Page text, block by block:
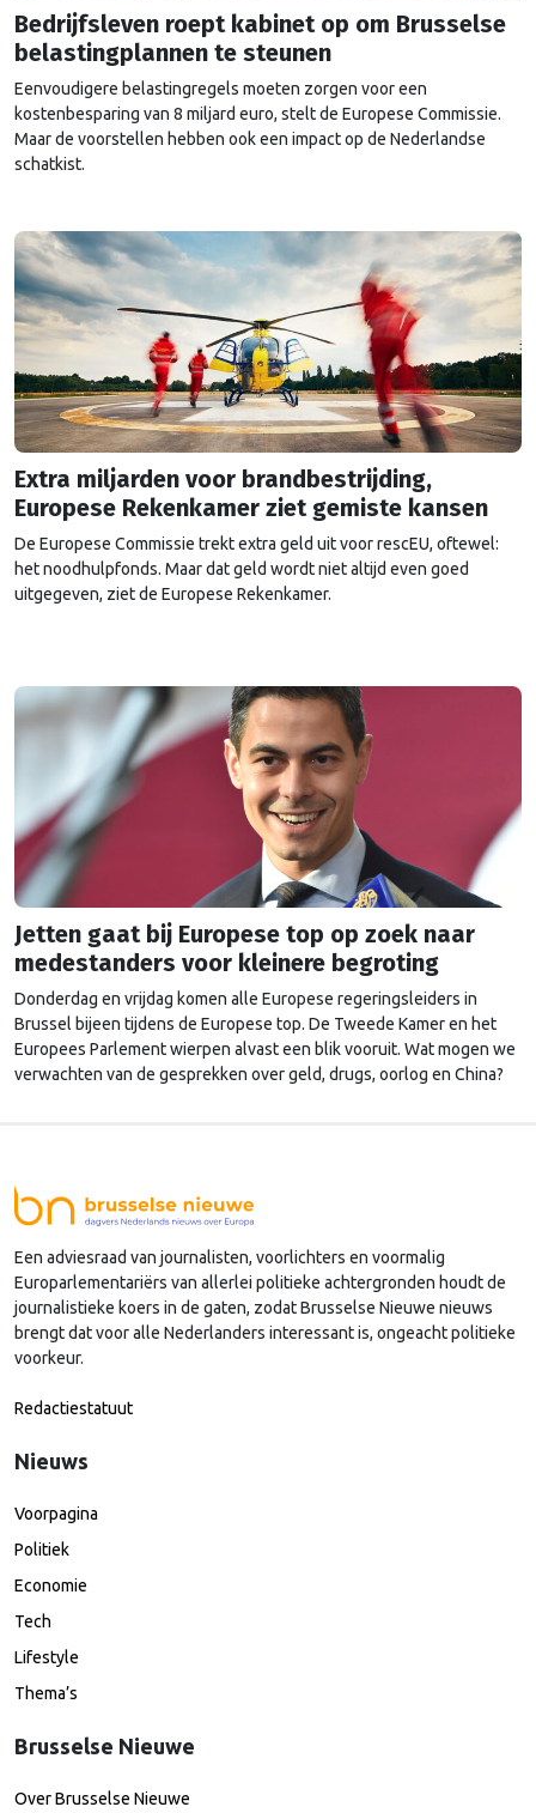
Bedrijfsleven roept kabinet op om Brusselse
belastingplannen te steunen
Eenvoudigere belastingregels moeten zorgen voor een
kostenbesparing van 8 miljard euro, stelt de Europese Commissie.
Maar de voorstellen hebben ook een impact op de Nederlandse
schatkist.
Extra miljarden voor brandbestrijding,
Europese Rekenkamer ziet gemiste kansen
De Europese Commissie trekt extra geld uit voor rescEU, oftewel:
het noodhulpfonds. Maar dat geld wordt niet altijd even goed
uitgegeven, ziet de Europese Rekenkamer.
Jetten gaat bij Europese top op zoek naar
medestanders voor kleinere begroting
Donderdag en vrijdag komen alle Europese regeringsleiders in
Brussel bijeen tijdens de Europese top. De Tweede Kamer en het
Europees Parlement wierpen alvast een blik vooruit. Wat mogen we
verwachten van de gesprekken over geld, drugs, oorlog en China?
Een adviesraad van journalisten, voorlichters en voormalig
Europarlementariërs van allerlei politieke achtergronden houdt de
journalistieke koers in de gaten, zodat Brusselse Nieuwe nieuws
brengt dat voor alle Nederlanders interessant is, ongeacht politieke
voorkeur.
Redactiestatuut
Nieuws
Voorpagina
Politiek
Economie
Tech
Lifestyle
Thema’s
Brusselse Nieuwe
Over Brusselse Nieuwe